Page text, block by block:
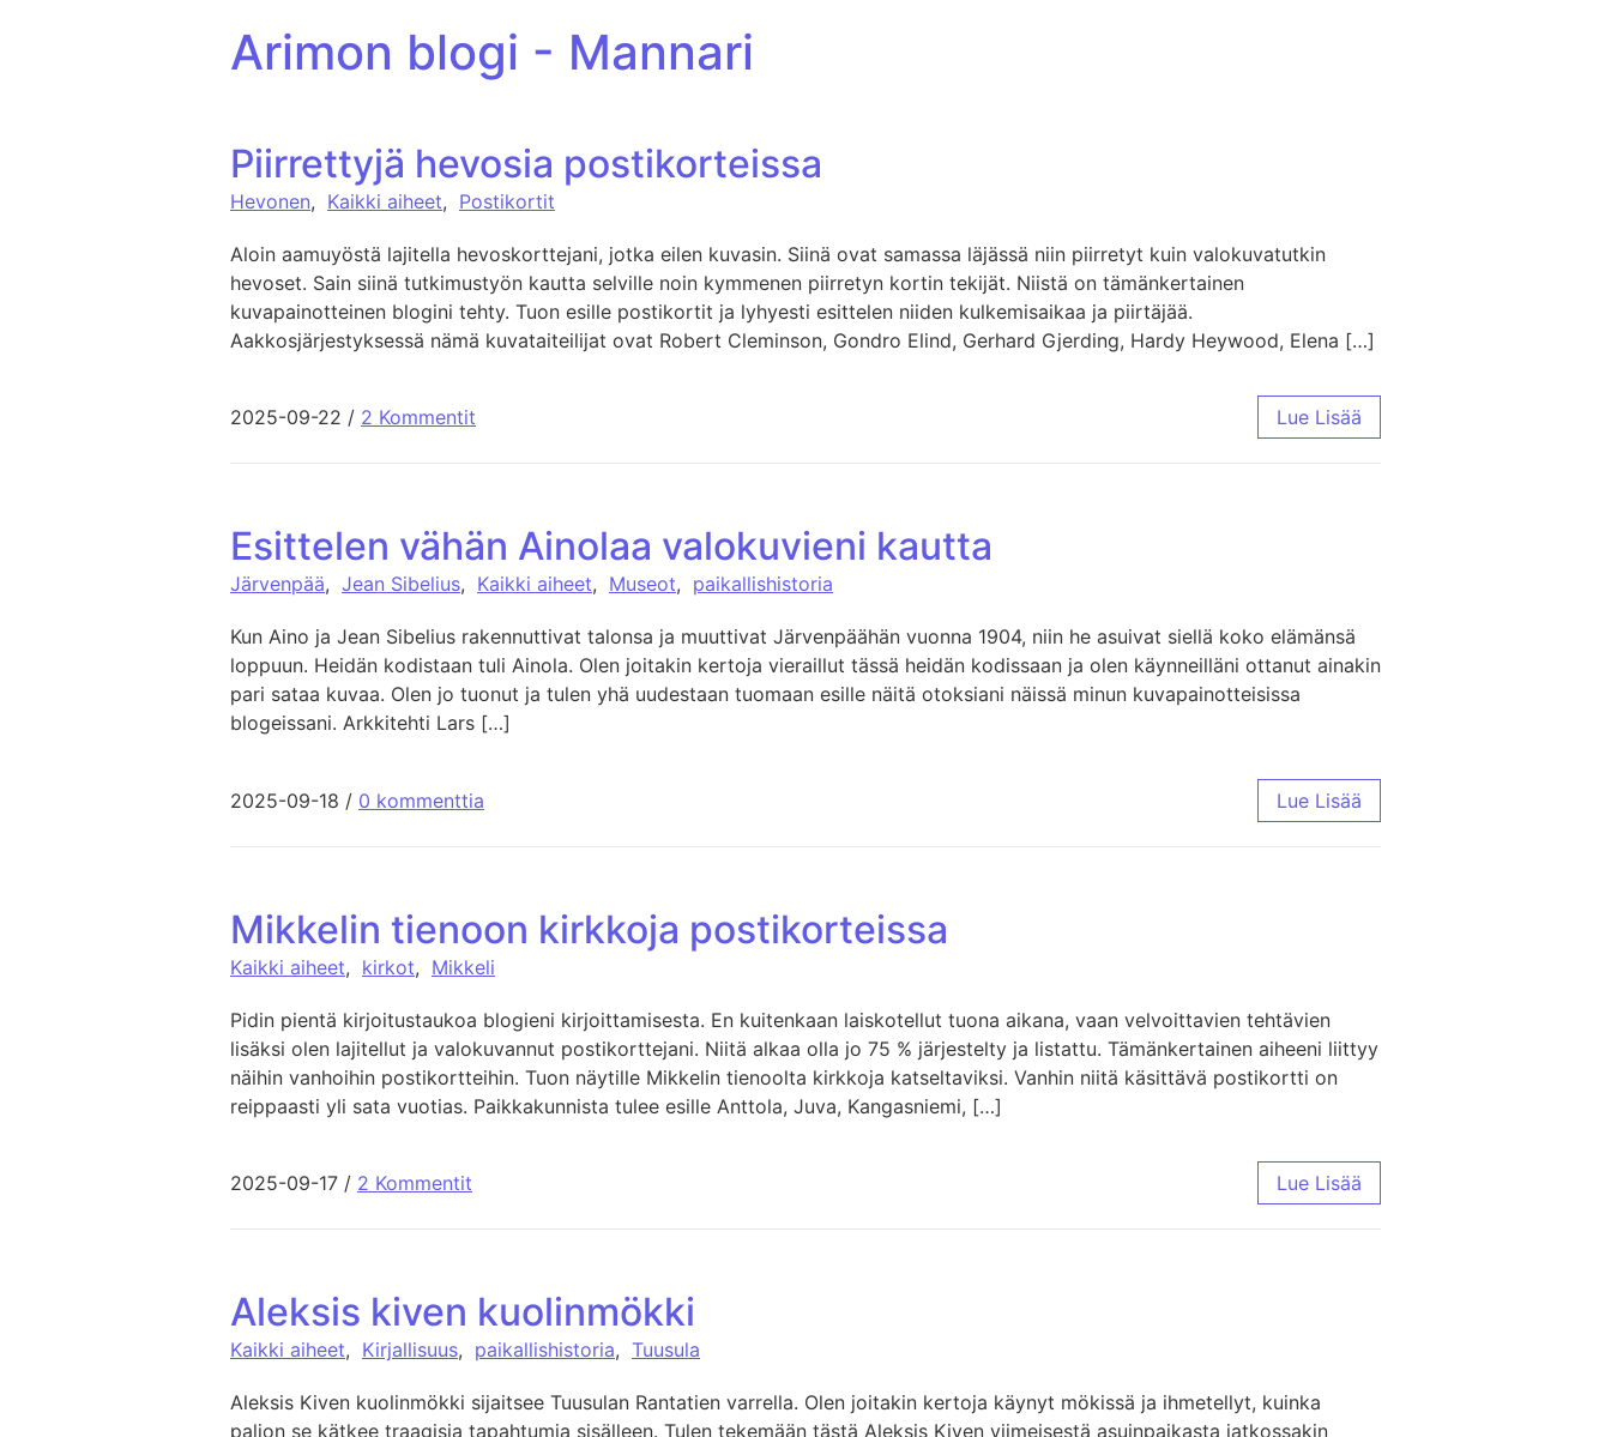
Arimon blogi - Mannari
Piirrettyjä hevosia postikorteissa
Hevonen, Kaikki aiheet, Postikortit
Aloin aamuyöstä lajitella hevoskorttejani, jotka eilen kuvasin. Siinä ovat samassa läjässä niin piirretyt kuin valokuvatutkin
hevoset. Sain siinä tutkimustyön kautta selville noin kymmenen piirretyn kortin tekijät. Niistä on tämänkertainen
kuvapainotteinen blogini tehty. Tuon esille postikortit ja lyhyesti esittelen niiden kulkemisaikaa ja piirtäjää.
Aakkosjärjestyksessä nämä kuvataiteilijat ovat Robert Cleminson, Gondro Elind, Gerhard Gjerding, Hardy Heywood, Elena […]
2025-09-22 / 2 Kommentit Lue Lisää
Esittelen vähän Ainolaa valokuvieni kautta
Järvenpää, Jean Sibelius, Kaikki aiheet, Museot, paikallishistoria
Kun Aino ja Jean Sibelius rakennuttivat talonsa ja muuttivat Järvenpäähän vuonna 1904, niin he asuivat siellä koko elämänsä
loppuun. Heidän kodistaan tuli Ainola. Olen joitakin kertoja vieraillut tässä heidän kodissaan ja olen käynneilläni ottanut ainakin
pari sataa kuvaa. Olen jo tuonut ja tulen yhä uudestaan tuomaan esille näitä otoksiani näissä minun kuvapainotteisissa
blogeissani. Arkkitehti Lars […]
2025-09-18 / 0 kommenttia Lue Lisää
Mikkelin tienoon kirkkoja postikorteissa
Kaikki aiheet, kirkot, Mikkeli
Pidin pientä kirjoitustaukoa blogieni kirjoittamisesta. En kuitenkaan laiskotellut tuona aikana, vaan velvoittavien tehtävien
lisäksi olen lajitellut ja valokuvannut postikorttejani. Niitä alkaa olla jo 75 % järjestelty ja listattu. Tämänkertainen aiheeni liittyy
näihin vanhoihin postikortteihin. Tuon näytille Mikkelin tienoolta kirkkoja katseltaviksi. Vanhin niitä käsittävä postikortti on
reippaasti yli sata vuotias. Paikkakunnista tulee esille Anttola, Juva, Kangasniemi, […]
2025-09-17 / 2 Kommentit Lue Lisää
Aleksis kiven kuolinmökki
Kaikki aiheet, Kirjallisuus, paikallishistoria, Tuusula
Aleksis Kiven kuolinmökki sijaitsee Tuusulan Rantatien varrella. Olen joitakin kertoja käynyt mökissä ja ihmetellyt, kuinka
paljon se kätkee traagisia tapahtumia sisälleen. Tulen tekemään tästä Aleksis Kiven viimeisestä asuinpaikasta jatkossakin